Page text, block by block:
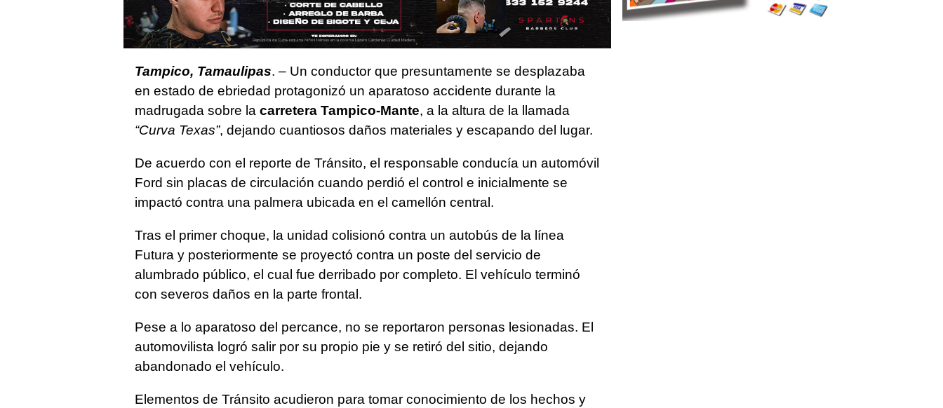
Tampico, Tamaulipas. – Un conductor que presuntamente se desplazaba
en estado de ebriedad protagonizó un aparatoso accidente durante la
madrugada sobre la carretera Tampico-Mante, a la altura de la llamada
“Curva Texas”, dejando cuantiosos daños materiales y escapando del lugar.
De acuerdo con el reporte de Tránsito, el responsable conducía un automóvil
Ford sin placas de circulación cuando perdió el control e inicialmente se
impactó contra una palmera ubicada en el camellón central.
Tras el primer choque, la unidad colisionó contra un autobús de la línea
Futura y posteriormente se proyectó contra un poste del servicio de
alumbrado público, el cual fue derribado por completo. El vehículo terminó
con severos daños en la parte frontal.
Pese a lo aparatoso del percance, no se reportaron personas lesionadas. El
automovilista logró salir por su propio pie y se retiró del sitio, dejando
abandonado el vehículo.
Elementos de Tránsito acudieron para tomar conocimiento de los hechos y